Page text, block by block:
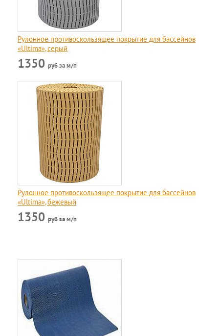
Рулонное противоскользящее покрытие для бассейнов
«Ultima», серый
1350руб за м/п
Рулонное противоскользящее покрытие для бассейнов
«Ultima», бежевый
1350руб за м/п